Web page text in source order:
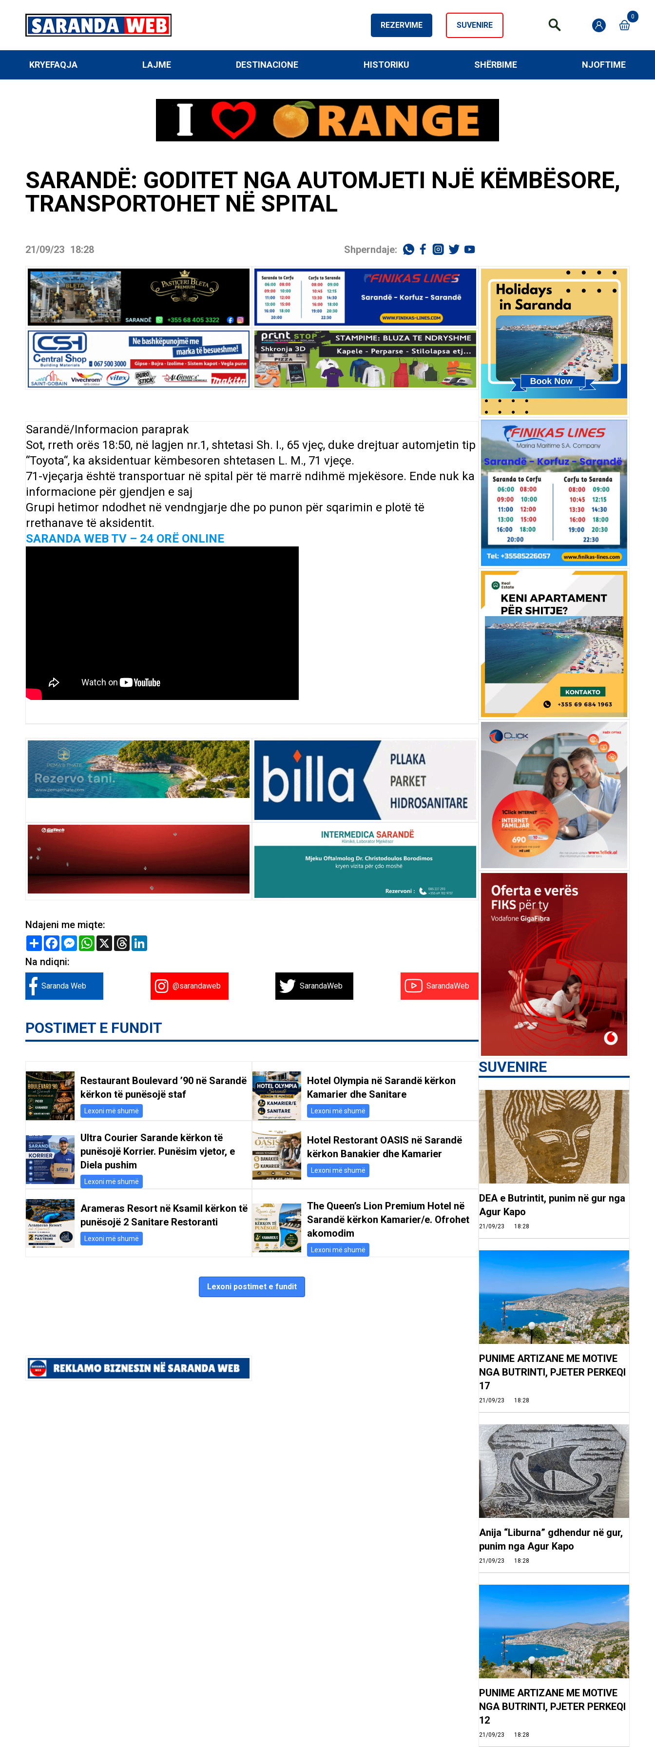
REZERVIME SUVENIRE
0
KRYEFAQJA LAJME DESTINACIONE HISTORIKU SHËRBIME NJOFTIME
SARANDË: GODITET NGA AUTOMJETI NJË KËMBËSORE,
TRANSPORTOHET NË SPITAL
21/09/23 18:28 Shperndaje:
Sarandë/Informacion paraprak
Sot, rreth orës 18:50, në lagjen nr.1, shtetasi Sh. I., 65 vjeç, duke drejtuar automjetin tip
“Toyota“, ka aksidentuar këmbesoren shtetasen L. M., 71 vjeçe.
71-vjeçarja është transportuar në spital për të marrë ndihmë mjekësore. Ende nuk ka
informacione për gjendjen e saj
Grupi hetimor ndodhet në vendngjarje dhe po punon për sqarimin e plotë të
rrethanave të aksidentit.
SARANDA WEB TV – 24 ORË ONLINE
Ndajeni me miqte:
Share FacebookMessenger
WhatsApp
X Threads
Na ndiqni:
Saranda Web @sarandaweb SarandaWeb SarandaWeb
POSTIMET E FUNDIT
Restaurant Boulevard ’90 në Sarandë
kërkon të punësojë staf
Lexoni më shumë
Hotel Olympia në Sarandë kërkon
Kamarier dhe Sanitare
Lexoni më shumë
Ultra Courier Sarande kërkon të
punësojë Korrier. Punësim vjetor, e
Diela pushim
Lexoni më shumë
Hotel Restorant OASIS në Sarandë
kërkon Banakier dhe Kamarier
Lexoni më shumë
Arameras Resort në Ksamil kërkon të
punësojë 2 Sanitare Restoranti
Lexoni më shumë
The Queen’s Lion Premium Hotel në
Sarandë kërkon Kamarier/e. Ofrohet
akomodim
Lexoni më shumë
Lexoni postimet e fundit
SUVENIRE
DEA e Butrintit, punim në gur nga
Agur Kapo
21/09/23 18:28
PUNIME ARTIZANE ME MOTIVE
NGA BUTRINTI, PJETER PERKEQI
17
21/09/23 18:28
Anija “Liburna” gdhendur në gur,
punim nga Agur Kapo
21/09/23 18:28
PUNIME ARTIZANE ME MOTIVE
NGA BUTRINTI, PJETER PERKEQI
12
21/09/23 18:28